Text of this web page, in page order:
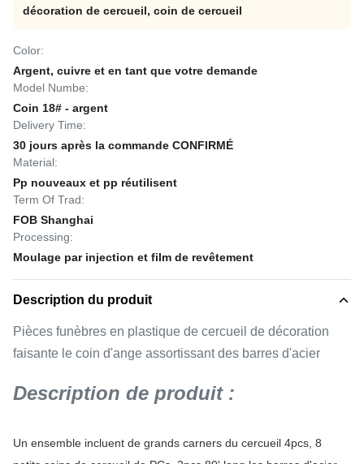
décoration de cercueil, coin de cercueil
Color:
Argent, cuivre et en tant que votre demande
Model Numbe:
Coin 18# - argent
Delivery Time:
30 jours après la commande CONFIRMÉ
Material:
Pp nouveaux et pp réutilisent
Term Of Trad:
FOB Shanghai
Processing:
Moulage par injection et film de revêtement
Description du produit
Pièces funèbres en plastique de cercueil de décoration
faisante le coin d'ange assortissant des barres d'acier
Description de produit :
Un ensemble incluent de grands carners du cercueil 4pcs, 8